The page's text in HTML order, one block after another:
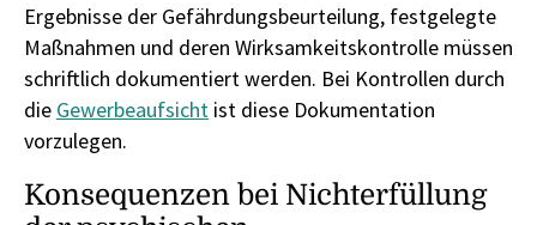
Ergebnisse der Gefährdungsbeurteilung, festgelegte
Maßnahmen und deren Wirksamkeitskontrolle müssen
schriftlich dokumentiert werden. Bei Kontrollen durch
die Gewerbeaufsicht ist diese Dokumentation
vorzulegen.
Konsequenzen bei Nichterfüllung